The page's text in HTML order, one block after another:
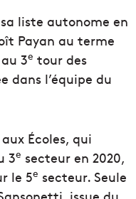
liste autonome en
Payan au terme
3e tour des
dans l’équipe du
Écoles, qui
3e secteur en 2020,
le 5e secteur. Seule